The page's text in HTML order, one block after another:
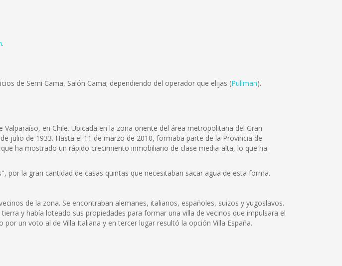
.
de Semi Cama, Salón Cama; dependiendo del operador que elijas (Pullman).
en Chile. Ubicada en la zona oriente del área metropolitana del Gran
julio de 1933. Hasta el 11 de marzo de 2010, formaba parte de la Provincia de
ha mostrado un rápido crecimiento inmobiliario de clase media-alta, lo que ha
por la gran cantidad de casas quintas que necesitaban sacar agua de esta forma.
de la zona. Se encontraban alemanes, italianos, españoles, suizos y yugoslavos.
y había loteado sus propiedades para formar una villa de vecinos que impulsara el
un voto al de Villa Italiana y en tercer lugar resultó la opción Villa España.